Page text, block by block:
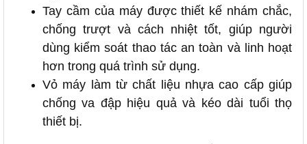
Tay cầm của máy được thiết kế nhám chắc,
chống trượt và cách nhiệt tốt, giúp người
dùng kiểm soát thao tác an toàn và linh hoạt
hơn trong quá trình sử dụng.
Vỏ máy làm từ chất liệu nhựa cao cấp giúp
chống va đập hiệu quả và kéo dài tuổi thọ
thiết bị.